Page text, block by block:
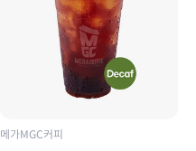
메가MGC커피